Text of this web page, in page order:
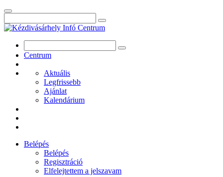
Centrum
Aktuális
Legfrissebb
Ajánlat
Kalendárium
Belépés
Belépés
Regisztráció
Elfelejtettem a jelszavam